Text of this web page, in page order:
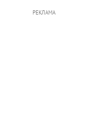
РЕКЛАМА